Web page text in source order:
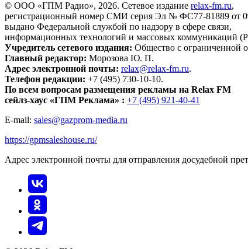
© ООО «ГПМ Радио», 2026. Сетевое издание relax-fm.ru,
регистрационный номер СМИ серия Эл № ФС77-81889 от
выдано Федеральной службой по надзору в сфере связи,
информационных технологий и массовых коммуникаций
Учредитель сетевого издания: Общество с ограниченной
Главный редактор: Морозова Ю. П.
Адрес электронной почты: relax@relax-fm.ru.
Телефон редакции: +7 (495) 730-10-10.
По всем вопросам размещения рекламы на Relax FM
сейлз-хаус «ГПМ Реклама» : +7 (495) 921-40-41
E-mail: sales@gazprom-media.ru
https://gpmsaleshouse.ru/
Адрес электронной почты для отправления досудебной